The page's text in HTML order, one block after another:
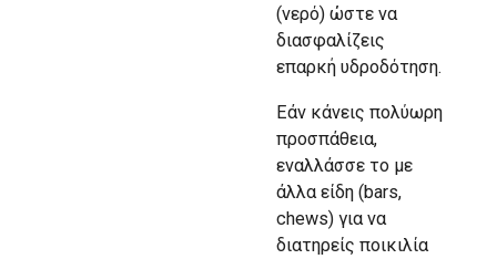
(νερό) ώστε να
διασφαλίζεις
επαρκή υδροδότηση.
Εάν κάνεις πολύωρη
προσπάθεια,
εναλλάσσε το με
άλλα είδη (bars,
chews) για να
διατηρείς ποικιλία